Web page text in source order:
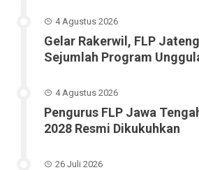
4 Agustus 2026
Gelar Rakerwil, FLP
Sejumlah Program
4 Agustus 2026
Pengurus FLP Jawa
2028 Resmi Dikukuhkan
26 Juli 2026